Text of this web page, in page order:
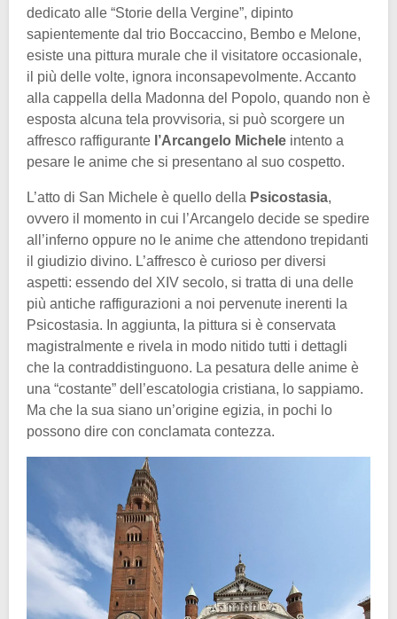
dedicato alle “Storie della Vergine”, dipinto
sapientemente dal trio Boccaccino, Bembo e Melone,
esiste una pittura murale che il visitatore occasionale,
il più delle volte, ignora inconsapevolmente. Accanto
alla cappella della Madonna del Popolo, quando non è
esposta alcuna tela provvisoria, si può scorgere un
affresco raffigurante l’Arcangelo Michele intento a
pesare le anime che si presentano al suo cospetto.
L’atto di San Michele è quello della Psicostasia,
ovvero il momento in cui l’Arcangelo decide se spedire
all’inferno oppure no le anime che attendono trepidanti
il giudizio divino. L’affresco è curioso per diversi
aspetti: essendo del XIV secolo, si tratta di una delle
più antiche raffigurazioni a noi pervenute inerenti la
Psicostasia. In aggiunta, la pittura si è conservata
magistralmente e rivela in modo nitido tutti i dettagli
che la contraddistinguono. La pesatura delle anime è
una “costante” dell’escatologia cristiana, lo sappiamo.
Ma che la sua siano un’origine egizia, in pochi lo
possono dire con conclamata contezza.